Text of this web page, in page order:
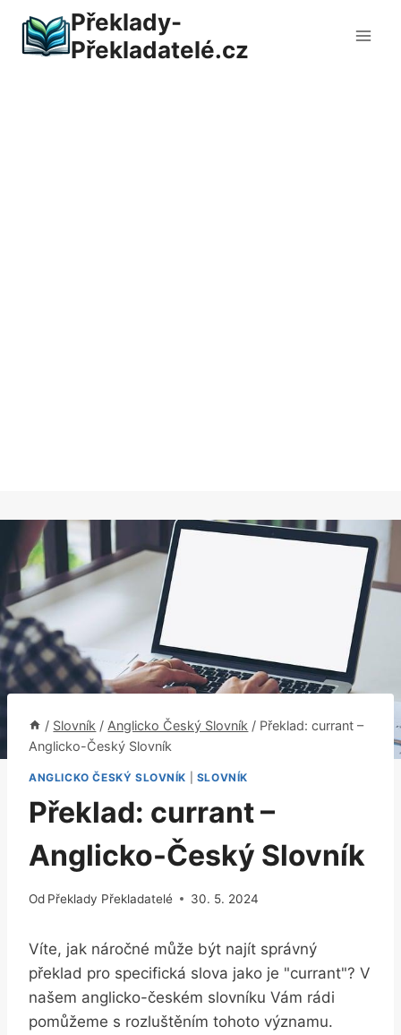
obsah
Překlady-
Překladatelé.cz
/ Slovník / Anglicko Český Slovník / Překlad: currant –
Anglicko-Český Slovník
ANGLICKO ČESKÝ SLOVNÍK SLOVNÍK
Překlad: currant –
Anglicko-Český Slovník
Od Překlady Překladatelé 30. 5. 2024
Víte, jak⁤ náročné může​ být‍ najít správný​
překlad pro specifická slova jako ⁤je "currant"? V
našem anglicko-českém slovníku ⁤Vám rádi
pomůžeme s rozluštěním ‌tohoto významu.